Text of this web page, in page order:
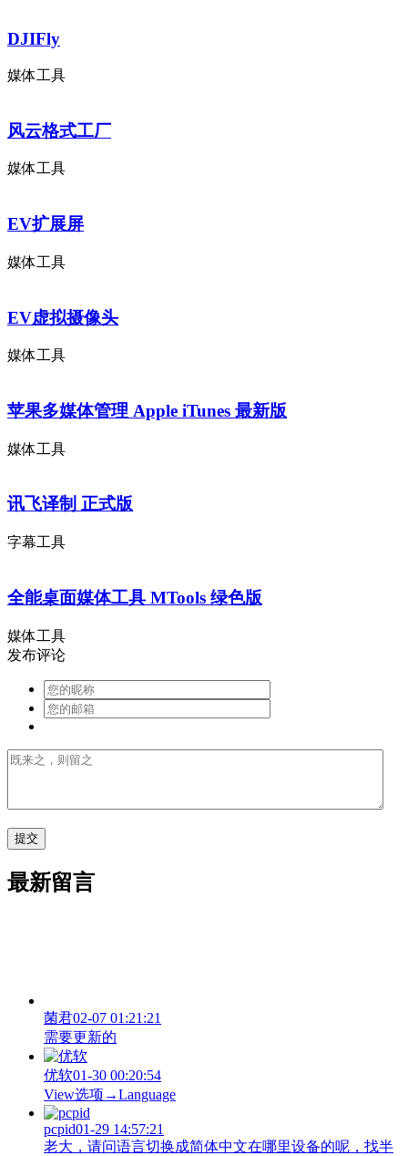
DJIFly
媒体工具
风云格式工厂
媒体工具
EV扩展屏
媒体工具
EV虚拟摄像头
媒体工具
苹果多媒体管理 Apple iTunes 最新版
媒体工具
讯飞译制 正式版
字幕工具
全能桌面媒体工具 MTools 绿色版
媒体工具
发布评论
最新留言
菌君02-07 01:21:21
需要更新的
优软01-30 00:20:54
View‌选项→Language
pcpid01-29 14:57:21
老大，请问语言切换成简体中文在哪里设备的呢，找半